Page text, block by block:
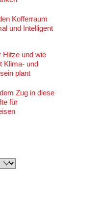
Kofferraum
und Intelligent
Hitze und wie
Klima- und
plant
Zug in diese
für